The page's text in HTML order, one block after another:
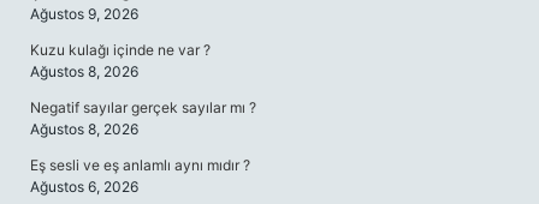
Ağustos 9, 2026
Kuzu kulağı içinde ne var ?
Ağustos 8, 2026
Negatif sayılar gerçek sayılar mı ?
Ağustos 8, 2026
Eş sesli ve eş anlamlı aynı mıdır ?
Ağustos 6, 2026